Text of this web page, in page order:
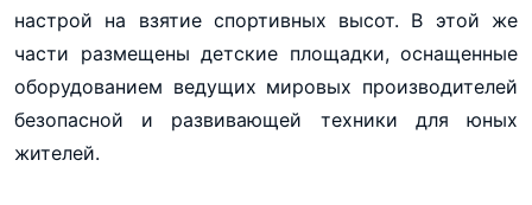
настрой на взятие спортивных высот. В этой же
части размещены детские площадки, оснащенные
оборудованием ведущих мировых производителей
безопасной и развивающей техники для юных
жителей.